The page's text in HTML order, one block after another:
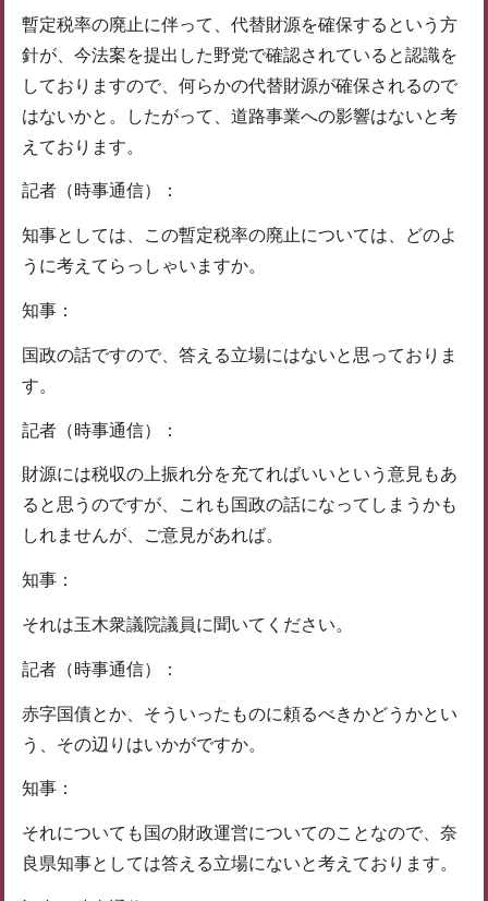
暫定税率の廃止に伴って、代替財源を確保するという方
針が、今法案を提出した野党で確認されていると認識を
しておりますので、何らかの代替財源が確保されるので
はないかと。したがって、道路事業への影響はないと考
えております。
記者（時事通信）：
知事としては、この暫定税率の廃止については、どのよ
うに考えてらっしゃいますか。
知事：
国政の話ですので、答える立場にはないと思っておりま
す。
記者（時事通信）：
財源には税収の上振れ分を充てればいいという意見もあ
ると思うのですが、これも国政の話になってしまうかも
しれませんが、ご意見があれば。
知事：
それは玉木衆議院議員に聞いてください。
記者（時事通信）：
赤字国債とか、そういったものに頼るべきかどうかとい
う、その辺りはいかがですか。
知事：
それについても国の財政運営についてのことなので、奈
良県知事としては答える立場にないと考えております。